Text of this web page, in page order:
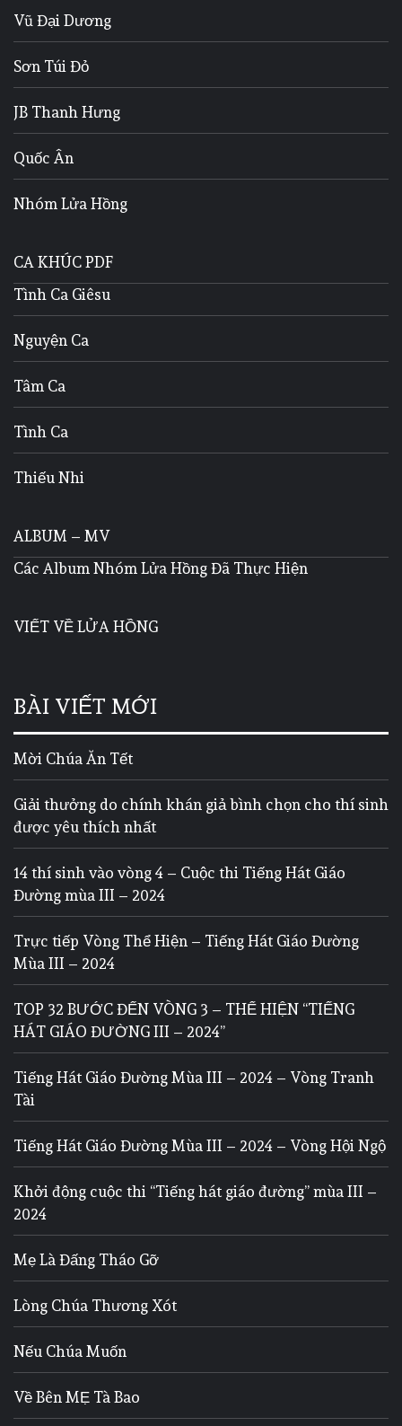
Vũ Đại Dương
Sơn Túi Đỏ
JB Thanh Hưng
Quốc Ân
Nhóm Lửa Hồng
CA KHÚC PDF
Tình Ca Giêsu
Nguyện Ca
Tâm Ca
Tình Ca
Thiếu Nhi
ALBUM – MV
Các Album Nhóm Lửa Hồng Đã Thực Hiện
VIẾT VỀ LỬA HỒNG
BÀI VIẾT MỚI
Mời Chúa Ăn Tết
Giải thưởng do chính khán giả bình chọn cho thí sinh
được yêu thích nhất
14 thí sinh vào vòng 4 – Cuộc thi Tiếng Hát Giáo
Đường mùa III – 2024
Trực tiếp Vòng Thể Hiện – Tiếng Hát Giáo Đường
Mùa III – 2024
TOP 32 BƯỚC ĐẾN VÒNG 3 – THỂ HIỆN “TIẾNG
HÁT GIÁO ĐƯỜNG III – 2024”
Tiếng Hát Giáo Đường Mùa III – 2024 – Vòng Tranh
Tài
Tiếng Hát Giáo Đường Mùa III – 2024 – Vòng Hội Ngộ
Khởi động cuộc thi “Tiếng hát giáo đường” mùa III –
2024
Mẹ Là Đấng Tháo Gỡ
Lòng Chúa Thương Xót
Nếu Chúa Muốn
Về Bên MẸ Tà Bao